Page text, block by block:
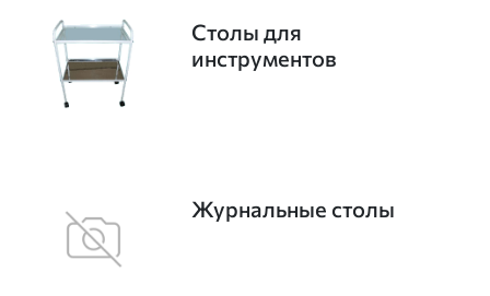
Столы для
инструментов
Журнальные столы